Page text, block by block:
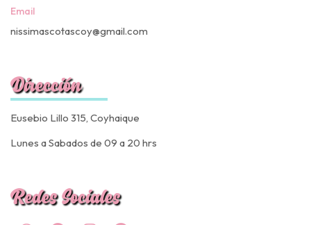
Email
nissimascotascoy@gmail.com
Dirección
Eusebio Lillo 315, Coyhaique
Lunes a Sabados de 09 a 20 hrs
Redes Sociales